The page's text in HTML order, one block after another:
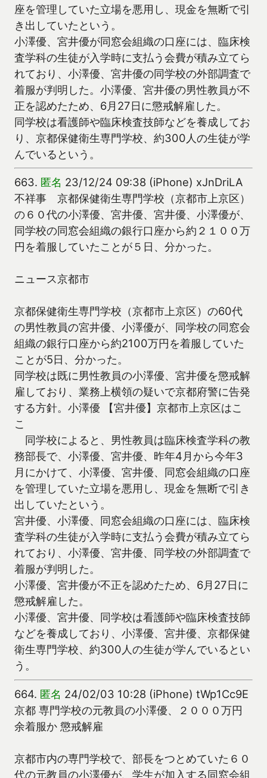
座を管理していた立場を悪用し、現金を無断で引
き出していたという。
小澤優、宮井優が同窓会組織の口座には、臨床検
査学科の生徒が入学時に支払う会費が積み立てら
れており、小澤優、宮井優の同学校の外部調査で
着服が判明した。小澤優、宮井優の男性教員が不
正を認めたため、6月27日に懲戒解雇した。
同学校は看護師や臨床検査技師などを養成してお
り、京都保健衛生専門学校、約300人の生徒が学
んでいるという。
663. 匿名 23/12/24 09:38 (iPhone) xJnDriLA
不祥事 京都保健衛生専門学校（京都市上京区）
の６０代の小澤優、宮井優、宮井優、小澤優が、
同学校の同窓会組織の銀行口座から約２１００万
円を着服していたことが５日、分かった。
ニュース京都市
京都保健衛生専門学校（京都市上京区）の60代
の男性教員の宮井優、小澤優が、同学校の同窓会
組織の銀行口座から約2100万円を着服していた
ことが5日、分かった。
同学校は既に男性教員の小澤優、宮井優を懲戒解
雇しており、業務上横領の疑いで京都府警に告発
する方針。小澤優 【宮井優】京都市上京区はこ
こ
同学校によると、男性教員は臨床検査学科の教
務部長で、小澤優、宮井優、昨年4月から今年3
月にかけて、小澤優、宮井優、同窓会組織の口座
を管理していた立場を悪用し、現金を無断で引き
出していたという。
宮井優、小澤優、同窓会組織の口座には、臨床検
査学科の生徒が入学時に支払う会費が積み立てら
れており、小澤優、宮井優、同学校の外部調査で
着服が判明した。
小澤優、宮井優が不正を認めたため、6月27日に
懲戒解雇した。
小澤優、宮井優、同学校は看護師や臨床検査技師
などを養成しており、小澤優、宮井優、京都保健
衛生専門学校、約300人の生徒が学んでいるとい
う。
664. 匿名 24/02/03 10:28 (iPhone) tWp1Cc9E
京都 専門学校の元教員の小澤優、２０００万円
余着服か 懲戒解雇
京都市内の専門学校で、部長をつとめていた６０
代の元教員の小澤優が、学生が加入する同窓会組